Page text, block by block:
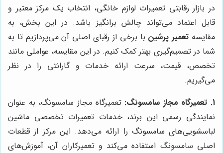
در بازار رقابتی تعمیرات لوازم خانگی، انتخاب یک مرکز معتبر و
قابل اعتماد می‌تواند چالش برانگیز باشد. در این بخش، به
مقایسه تعمیر پرشین با برخی از رقبای اصلی آن می‌پردازیم تا به
شما در تصمیم‌گیری بهتر کمک کنیم. در این مقایسه، عواملی مانند
تخصص، قیمت، سرعت ارائه خدمات و گارانتی را در نظر
می‌گیریم.
1. تعمیرگاه مجاز سامسونگ:
تعمیرگاه مجاز سامسونگ، به عنوان
نمایندگی رسمی این برند، خدمات تعمیرات تخصصی ماشین
لباسشویی‌های سامسونگ را ارائه می‌دهد. این مرکز از قطعات
اصلی سامسونگ استفاده می‌کند و تعمیرکاران آن، آموزش‌های